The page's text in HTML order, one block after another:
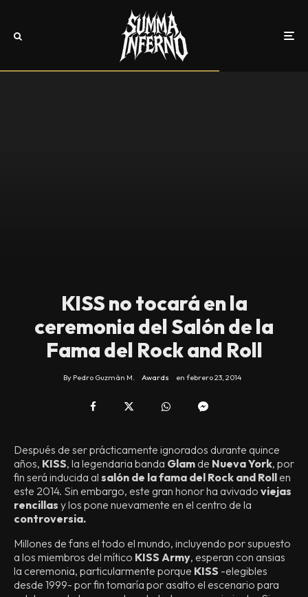
KISS no tocará en la
ceremonia del Salón de la
Fama del Rock and Roll
By Pedro Guzmán M. Awards en febrero 23, 2014
Después de ser prácticamente ignorados durante quince
años, KISS, la legendaria banda Glam de Nueva York, por
fin será inducida al salón de la fama del Rock and Roll en
este 2014. Sin embargo, este gran honor ha avivado viejas
rencillas y los pone nuevamente en el centro de la
controversia.
Millones de fans el todo el mundo, incluyendo por supuesto
a los miembros del mítico KISS Army, esperan con ansias
la ceremonia, particularmente porque KISS -elegibles
desde 1999- por fin tomaría por asalto el escenario para